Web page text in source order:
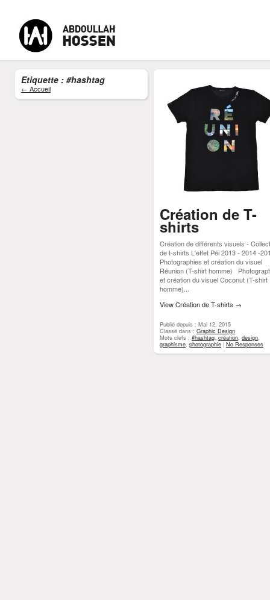
MENU CV Abdoullah Hossen - Formateur Digital
Etiquette : #hashtag
← Accueil
Création de T-
shirts
Création de différents visuels -
de t-shirts L'effet Péi 2013 - 2014 -
Photographies et création du visuel
Réunion (T-shirt homme)
et création du visuel Coconut (T-shirt
homme)...
View Création de T-shirts →
Publié depuis : Mai 12, 2015
Classé dans : Graphic Design
Mots clefs : #hashtag, création, design,
graphisme, photographie | No Responses